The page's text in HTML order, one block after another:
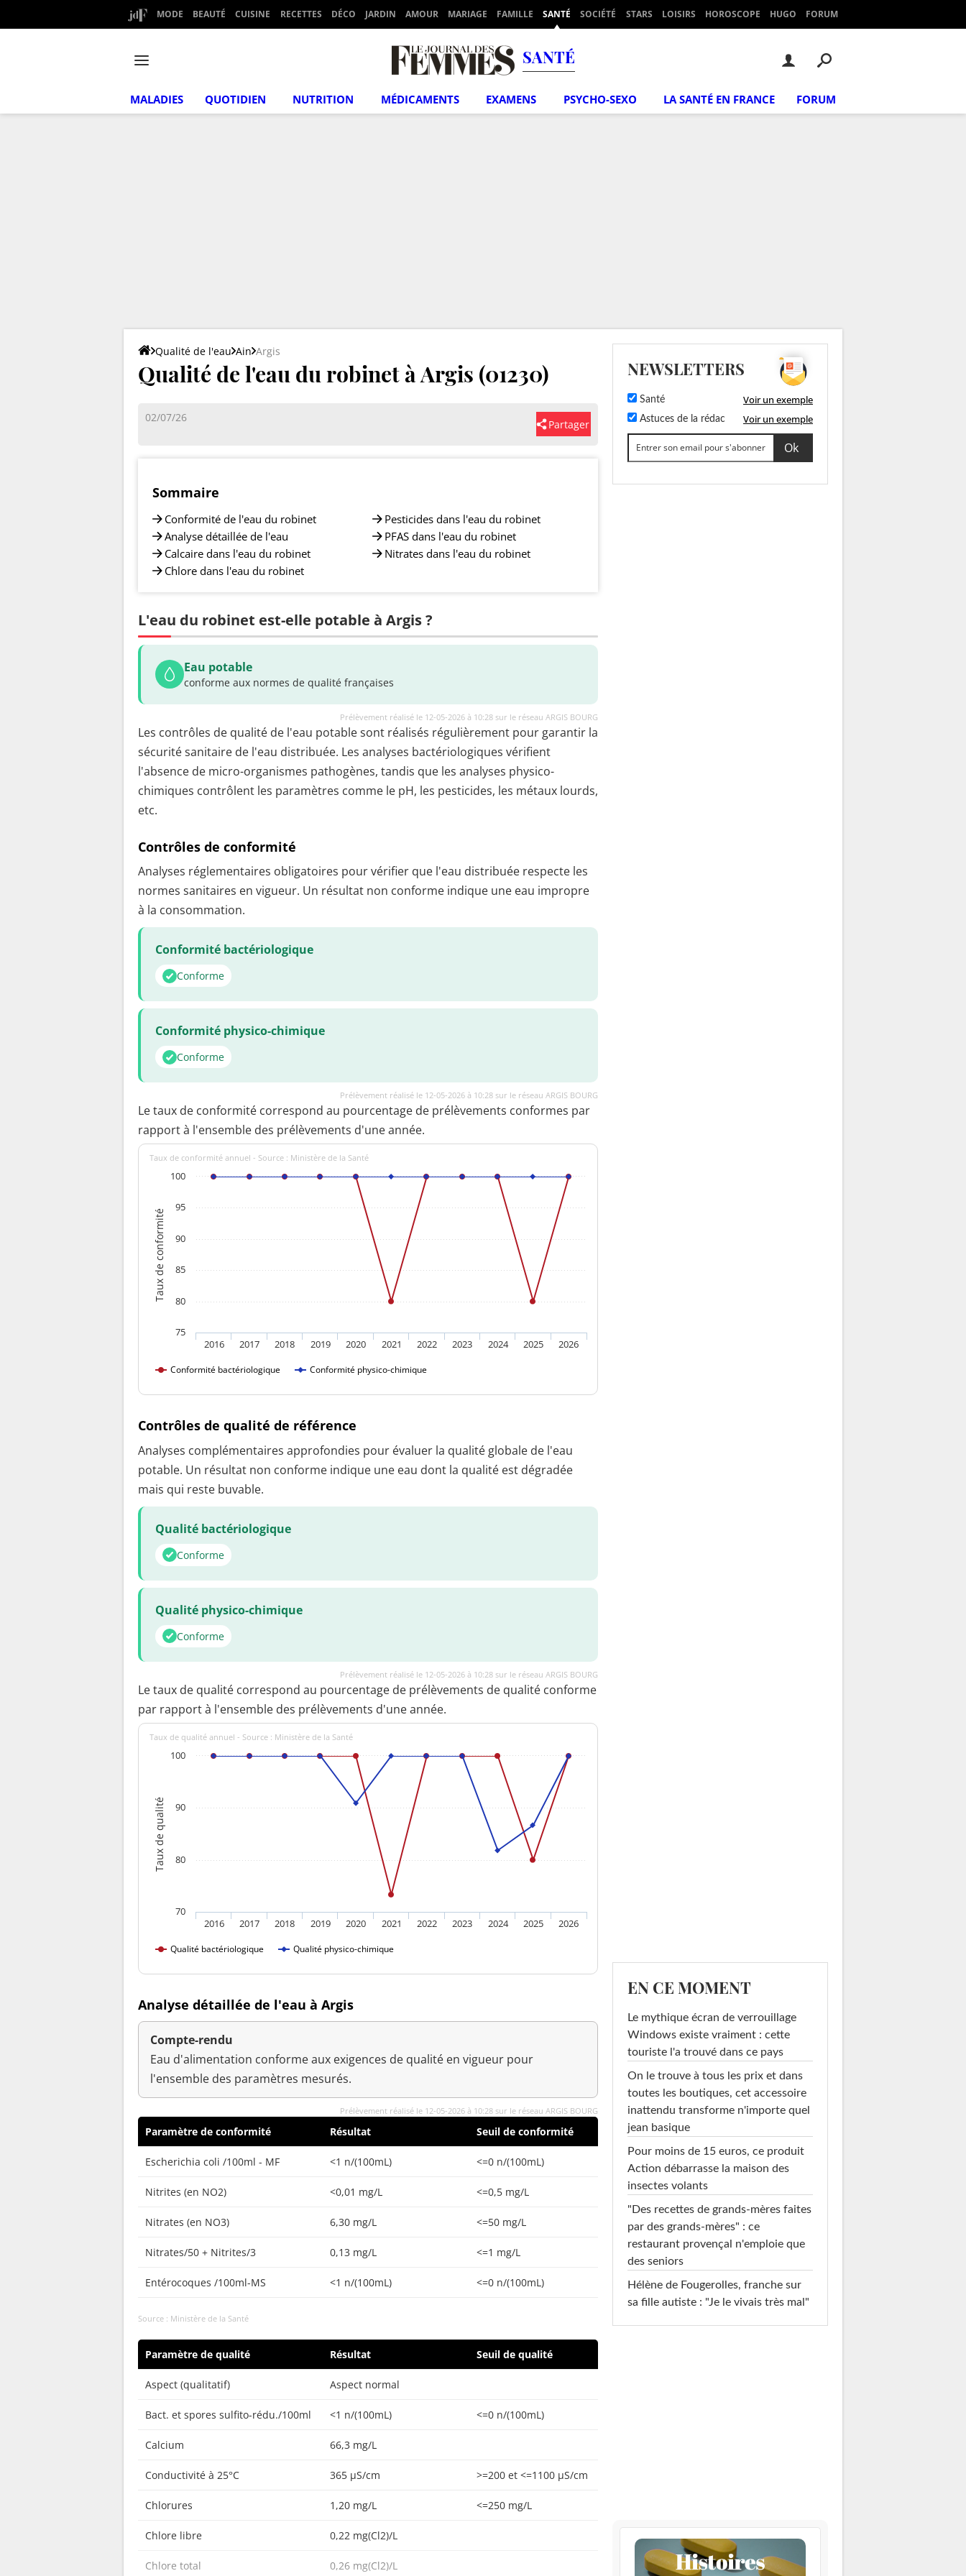
MODE BEAUTÉ CUISINE RECETTES DÉCO JARDIN AMOUR MARIAGE FAMILLE SANTÉ SOCIÉTÉ STARS LOISIRS HOROSCOPE HUGO FORUM
SANTÉ
MALADIES QUOTIDIEN NUTRITION MÉDICAMENTS EXAMENS PSYCHO-SEXO LA SANTÉ EN FRANCE FORUM
Qualité de l'eau Ain Argis
Qualité de l'eau du robinet à Argis (01230)
02/07/26
Partager
Sommaire
Conformité de l'eau du robinet
Analyse détaillée de l'eau
Calcaire dans l'eau du robinet
Chlore dans l'eau du robinet
Pesticides dans l'eau du robinet
PFAS dans l'eau du robinet
Nitrates dans l'eau du robinet
L'eau du robinet est-elle potable à Argis ?
Eau potable
conforme aux normes de qualité françaises
Prélèvement réalisé le 12-05-2026 à 10:28 sur le réseau ARGIS BOURG
Les contrôles de qualité de l'eau potable sont réalisés régulièrement pour garantir la
sécurité sanitaire de l'eau distribuée. Les analyses bactériologiques vérifient
l'absence de micro-organismes pathogènes, tandis que les analyses physico-
chimiques contrôlent les paramètres comme le pH, les pesticides, les métaux lourds,
etc.
Contrôles de conformité
Analyses réglementaires obligatoires pour vérifier que l'eau distribuée respecte les
normes sanitaires en vigueur. Un résultat non conforme indique une eau impropre
à la consommation.
Conformité bactériologique
Conforme
Conformité physico-chimique
Conforme
Prélèvement réalisé le 12-05-2026 à 10:28 sur le réseau ARGIS BOURG
Le taux de conformité correspond au pourcentage de prélèvements conformes par
rapport à l'ensemble des prélèvements d'une année.
Taux de conformité
Taux de conformité annuel - Source : Ministère de la Santé
Conformité bactériologique Conformité physico-chimique
2016 2017 2018 2019 2020 2021 2022 2023 2024 2025 2026
75
80
85
90
95
100
Contrôles de qualité de référence
Analyses complémentaires approfondies pour évaluer la qualité globale de l'eau
potable. Un résultat non conforme indique une eau dont la qualité est dégradée
mais qui reste buvable.
Qualité bactériologique
Conforme
Qualité physico-chimique
Conforme
Prélèvement réalisé le 12-05-2026 à 10:28 sur le réseau ARGIS BOURG
Le taux de qualité correspond au pourcentage de prélèvements de qualité conforme
par rapport à l'ensemble des prélèvements d'une année.
Taux de qualité
Taux de qualité annuel - Source : Ministère de la Santé
Qualité bactériologique Qualité physico-chimique
2016 2017 2018 2019 2020 2021 2022 2023 2024 2025 2026
70
80
90
100
Analyse détaillée de l'eau à Argis
Compte-rendu
Eau d'alimentation conforme aux exigences de qualité en vigueur pour
l'ensemble des paramètres mesurés.
Prélèvement réalisé le 12-05-2026 à 10:28 sur le réseau ARGIS BOURG
Paramètre de conformité Résultat Seuil de conformité
Escherichia coli /100ml - MF <1 n/(100mL) <=0 n/(100mL)
Nitrites (en NO2) <0,01 mg/L <=0,5 mg/L
Nitrates (en NO3) 6,30 mg/L <=50 mg/L
Nitrates/50 + Nitrites/3 0,13 mg/L <=1 mg/L
Entérocoques /100ml-MS <1 n/(100mL) <=0 n/(100mL)
Source : Ministère de la Santé
Paramètre de qualité Résultat Seuil de qualité
Aspect (qualitatif) Aspect normal
Bact. et spores sulfito-rédu./100ml <1 n/(100mL) <=0 n/(100mL)
Calcium 66,3 mg/L
Conductivité à 25°C 365 µS/cm >=200 et <=1100 µS/cm
Chlorures 1,20 mg/L <=250 mg/L
Chlore libre 0,22 mg(Cl2)/L
Chlore total 0,26 mg(Cl2)/L
NEWSLETTERS
Santé Voir un exemple
Astuces de la rédac Voir un exemple
EN CE MOMENT
Le mythique écran de verrouillage
Windows existe vraiment : cette
touriste l'a trouvé dans ce pays
On le trouve à tous les prix et dans
toutes les boutiques, cet accessoire
inattendu transforme n'importe quel
jean basique
Pour moins de 15 euros, ce produit
Action débarrasse la maison des
insectes volants
"Des recettes de grands-mères faites
par des grands-mères" : ce
restaurant provençal n'emploie que
des seniors
Hélène de Fougerolles, franche sur
sa fille autiste : "Je le vivais très mal"